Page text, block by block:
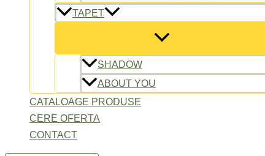
TAPET
SHADOW
ABOUT YOU
CATALOAGE PRODUSE
CERE OFERTA
CONTACT